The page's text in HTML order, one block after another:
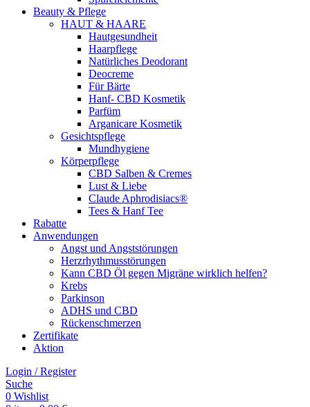
Beauty & Pflege
HAUT & HAARE
Hautgesundheit
Haarpflege
Natürliches Deodorant
Deocreme
Für Bärte
Hanf- CBD Kosmetik
Parfüm
Arganicare Kosmetik
Gesichtspflege
Mundhygiene
Körperpflege
CBD Salben & Cremes
Lust & Liebe
Claude Aphrodisiacs®
Tees & Hanf Tee
Rabatte
Anwendungen
Angst und Angststörungen
Herzrhythmusstörungen
Kann CBD Öl gegen Migräne wirklich helfen?
Krebs
Parkinson
ADHS und CBD
Rückenschmerzen
Zertifikate
Aktion
Login / Register
Suche
0 Wishlist